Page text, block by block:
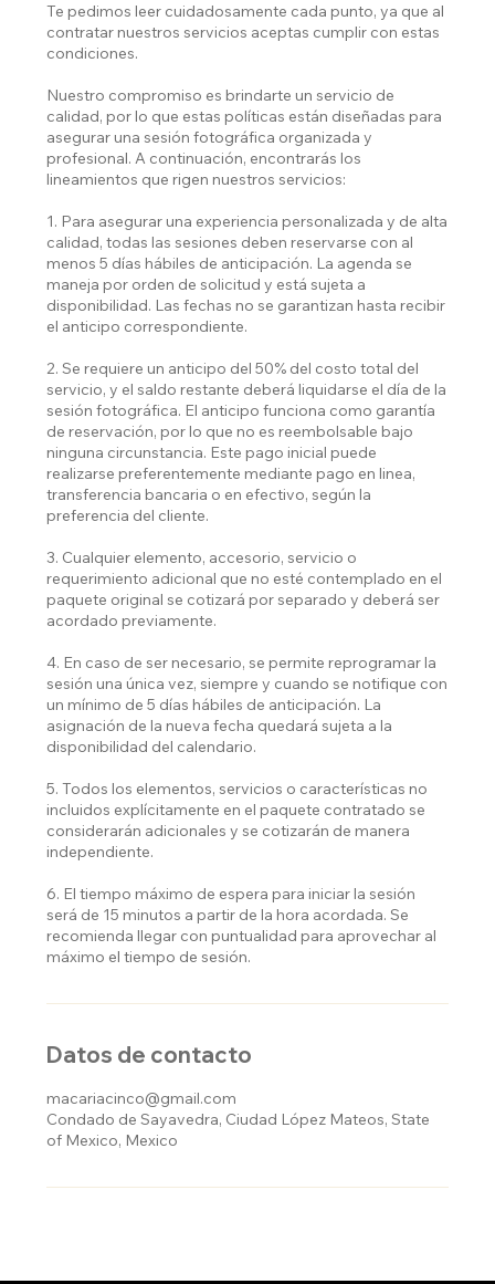
Te pedimos leer cuidadosamente cada punto, ya que al
contratar nuestros servicios aceptas cumplir con estas
condiciones.
Nuestro compromiso es brindarte un servicio de
calidad, por lo que estas políticas están diseñadas para
asegurar una sesión fotográfica organizada y
profesional. A continuación, encontrarás los
lineamientos que rigen nuestros servicios:
1. Para asegurar una experiencia personalizada y de alta
calidad, todas las sesiones deben reservarse con al
menos 5 días hábiles de anticipación. La agenda se
maneja por orden de solicitud y está sujeta a
disponibilidad. Las fechas no se garantizan hasta recibir
el anticipo correspondiente.
2. Se requiere un anticipo del 50% del costo total del
servicio, y el saldo restante deberá liquidarse el día de la
sesión fotográfica. El anticipo funciona como garantía
de reservación, por lo que no es reembolsable bajo
ninguna circunstancia. Este pago inicial puede
realizarse preferentemente mediante pago en linea,
transferencia bancaria o en efectivo, según la
preferencia del cliente.
3. Cualquier elemento, accesorio, servicio o
requerimiento adicional que no esté contemplado en el
paquete original se cotizará por separado y deberá ser
acordado previamente.
4. En caso de ser necesario, se permite reprogramar la
sesión una única vez, siempre y cuando se notifique con
un mínimo de 5 días hábiles de anticipación. La
asignación de la nueva fecha quedará sujeta a la
disponibilidad del calendario.
5. Todos los elementos, servicios o características no
incluidos explícitamente en el paquete contratado se
considerarán adicionales y se cotizarán de manera
independiente.
6. El tiempo máximo de espera para iniciar la sesión
será de 15 minutos a partir de la hora acordada. Se
recomienda llegar con puntualidad para aprovechar al
máximo el tiempo de sesión.
Datos de contacto
macariacinco@gmail.com
Condado de Sayavedra, Ciudad López Mateos, State
of Mexico, Mexico